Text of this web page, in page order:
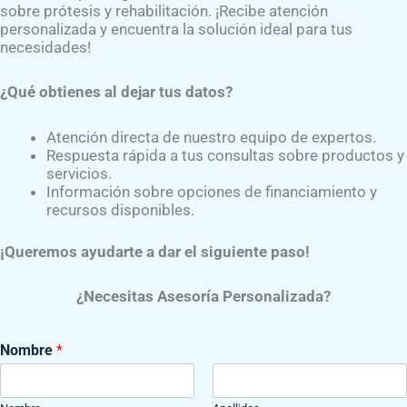
ya no reducirá o incrementará su grosor se procederá a
. Las piezas del sistema de crecimiento y de los
por las empresas especializadas en esto
tubos, pilones, tobillos, rotadores y otros
alternativa más liviana que el acero. No es tan duro
los requisitos de diseño y superar las pruebas
sobre prótesis y rehabilitación. ¡Recibe atención
personalizada y encuentra la solución ideal para tus
necesidades!
¿Qué obtienes al dejar tus datos?
Atención directa de nuestro equipo de expertos.
Respuesta rápida a tus consultas sobre productos y
servicios.
Información sobre opciones de financiamiento y
recursos disponibles.
¡Queremos ayudarte a dar el siguiente paso!
¿Necesitas Asesoría Personalizada?
Nombre *